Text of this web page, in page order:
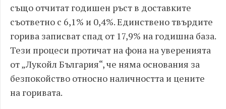
също отчитат годишен ръст в доставките
съответно с 6,1% и 0,4%. Единствено твърдите
горива записват спад от 17,9% на годишна база.
Тези процеси протичат на фона на уверенията
от „Лукойл България“, че няма основания за
безпокойство относно наличността и цените
на горивата.